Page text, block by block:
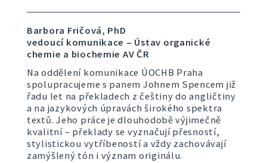
Barbora Fričová, PhD
vedoucí komunikace – Ústav organické
chemie a biochemie AV ČR
Na oddělení komunikace ÚOCHB Praha
spolupracujeme s panem Johnem Spencem již
řadu let na překladech z češtiny do angličtiny
a na jazykových úpravách širokého spektra
textů. Jeho práce je dlouhodobě výjimečně
kvalitní – překlady se vyznačují přesností,
stylistickou vytříbeností a vždy zachovávají
zamýšlený tón i význam originálu.